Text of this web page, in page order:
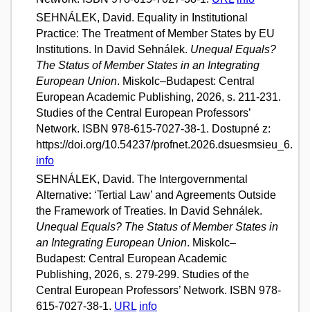
SEHNÁLEK, David. Equality in Institutional
Practice: The Treatment of Member States by EU
Institutions. In David Sehnálek. Unequal Equals?
The Status of Member States in an Integrating
European Union. Miskolc–Budapest: Central
European Academic Publishing, 2026, s. 211-231.
Studies of the Central European Professors’
Network. ISBN 978-615-7027-38-1. Dostupné z:
https://doi.org/10.54237/profnet.2026.dsuesmsieu_6.
info
SEHNÁLEK, David. The Intergovernmental
Alternative: ‘Tertial Law’ and Agreements Outside
the Framework of Treaties. In David Sehnálek.
Unequal Equals? The Status of Member States in
an Integrating European Union. Miskolc–
Budapest: Central European Academic
Publishing, 2026, s. 279-299. Studies of the
Central European Professors’ Network. ISBN 978-
615-7027-38-1. URL info